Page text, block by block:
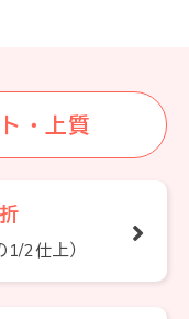
・上質
2仕上）